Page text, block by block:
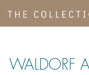
para
o
WALDORF